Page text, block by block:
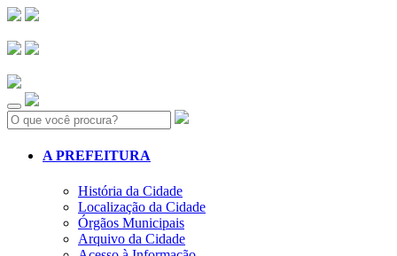
Search:
A PREFEITURA
História da Cidade
Localização da Cidade
Órgãos Municipais
Arquivo da Cidade